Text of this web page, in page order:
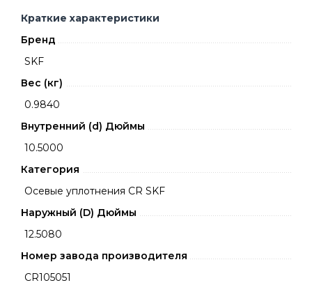
Краткие характеристики
Бренд
SKF
Вес (кг)
0.9840
Внутренний (d) Дюймы
10.5000
Категория
Осевые уплотнения CR SKF
Наружный (D) Дюймы
12.5080
Номер завода производителя
CR105051